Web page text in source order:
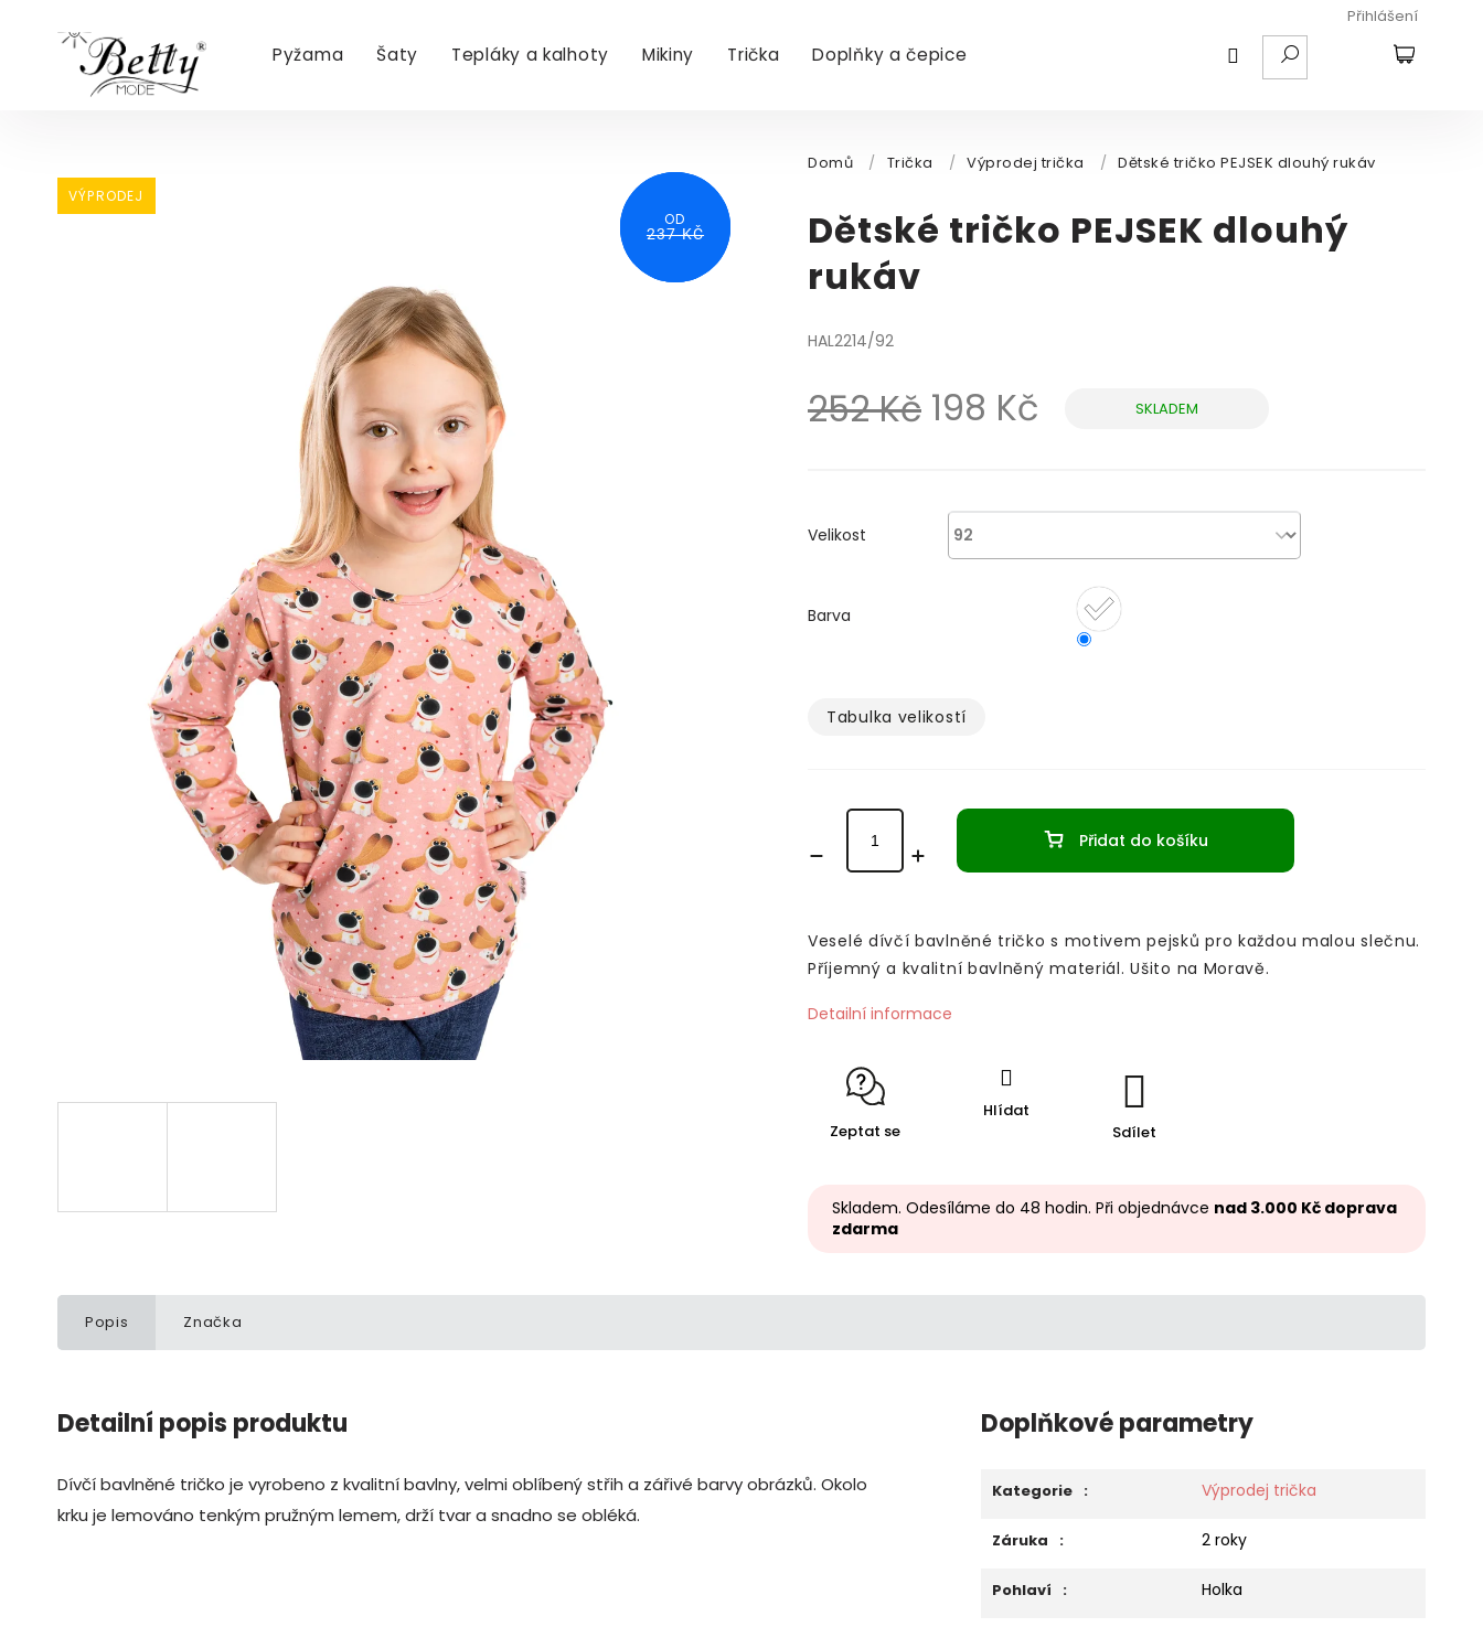
Přihlášení
HLEDAT
NÁKUPNÍ
Pyžama Šaty Tepláky a kalhoty Mikiny Trička Doplňky a čepice
VÝPRODEJ
252 KČ
VÝPRODEJ
267 KČ
OD
237 KČ
Domů / Trička / Výprodej trička / Dětské tričko PEJSEK dlouhý rukáv
Dětské tričko PEJSEK dlouhý
rukáv
HAL2214/92
252 Kč 198 KčMěrnáSKLADEM
Velikost
Barva
Tabulka velikostí­
Přidat do košíku
Veselé dívčí bavlněné tričko s motivem pejsků pro každou malou slečnu.
Příjemný a kvalitní bavlněný materiál. Ušito na Moravě.
Detailní informace
Zeptat se
Hlídat
Sdílet
Skladem. Odesíláme do 48 hodin. Při objednávce nad 3.000 Kč doprava
zdarma
Popis Značka
Detailní popis produktu
Dívčí bavlněné tričko je vyrobeno z kvalitní bavlny, velmi oblíbený střih a zářivé barvy obrázků. Okolo
krku je lemováno tenkým pružným lemem, drží tvar a snadno se obléká.
Doplňkové parametry
Kategorie : Výprodej trička
Záruka : 2 roky
Pohlaví : Holka